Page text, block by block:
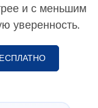
и с меньшим
уверенность.